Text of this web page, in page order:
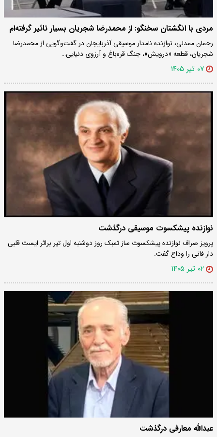
مردی با انگشتان سخنگو: از محمدرضا شجریان بسیار تاثیر گرفته‌ام
رحمان ممدلی، نوازنده نامدار موسیقی آذربایجان در گفت‌و‌گویی از محمدرضا
شجریان، قطعه «درویش»، جنگ قره‌باغ و آرزوی دنیایی…
۰۷ تیر ۱۴۰۵
نوازنده پیشکسوت موسیقی درگذشت
پرویز صراف نوازنده پیشکسوت ساز تمبک روز دوشنبه اول تیر براثر ایست قلبی
دار فانی را وداع گفت.
۰۲ تیر ۱۴۰۵
عبدالله معارفی درگذشت